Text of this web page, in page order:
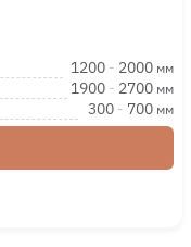
1200 - 2000 мм
1900 - 2700 мм
300 - 700 мм